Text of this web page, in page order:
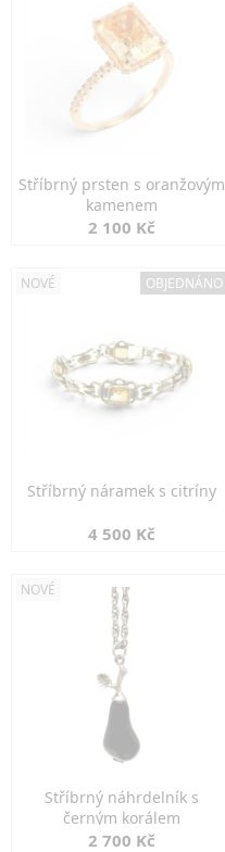
Stříbrný prsten s oranžovým
kamenem
2 100 Kč
NOVÉ OBJEDNÁNO
Stříbrný náramek s citríny
4 500 Kč
NOVÉ
Stříbrný náhrdelník s
černým korálem
2 700 Kč